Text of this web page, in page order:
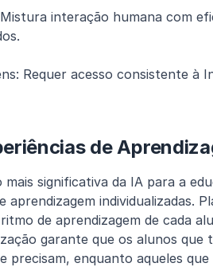
Requer acesso consistente à
de
significativa da IA para a
aprendizagem individualizadas.
de aprendizagem de cada
garante que os alunos
precisam, enquanto aqueles